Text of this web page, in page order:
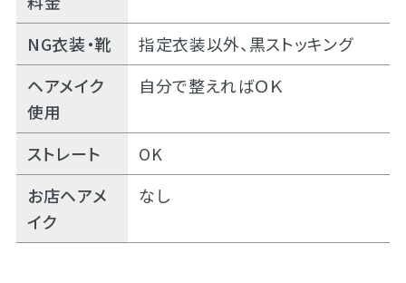
NG衣装・靴
指定衣装以外、黒ストッキング
ヘアメイク
使用
自分で整えればＯＫ
ストレート
OK
お店ヘアメ
イク
なし